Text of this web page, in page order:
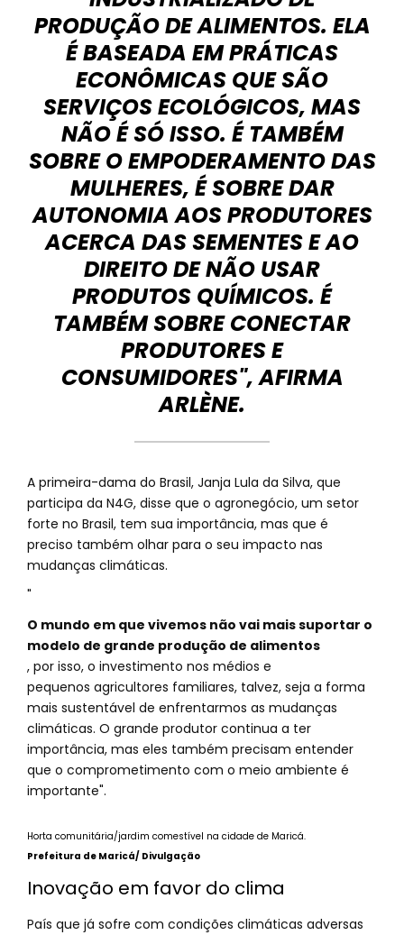
PRODUÇÃO DE ALIMENTOS. ELA
É BASEADA EM PRÁTICAS
ECONÔMICAS QUE SÃO
SERVIÇOS ECOLÓGICOS, MAS
NÃO É SÓ ISSO. É TAMBÉM
SOBRE O EMPODERAMENTO DAS
MULHERES, É SOBRE DAR
AUTONOMIA AOS PRODUTORES
ACERCA DAS SEMENTES E AO
DIREITO DE NÃO USAR
PRODUTOS QUÍMICOS. É
TAMBÉM SOBRE CONECTAR
PRODUTORES E
CONSUMIDORES", AFIRMA
ARLÈNE.
A primeira-dama do Brasil, Janja Lula da Silva, que
participa da N4G, disse que o agronegócio, um setor
forte no Brasil, tem sua importância, mas que é
preciso também olhar para o seu impacto nas
mudanças climáticas.
"
O mundo em que vivemos não vai mais suportar o
modelo de grande produção de alimentos
, por isso, o investimento nos médios e
pequenos agricultores familiares, talvez, seja a forma
mais sustentável de enfrentarmos as mudanças
climáticas. O grande produtor continua a ter
importância, mas eles também precisam entender
que o comprometimento com o meio ambiente é
importante".
Horta comunitária/jardim comestível na cidade de Maricá.
Prefeitura de Maricá/ Divulgação
Inovação em favor do clima
País que já sofre com condições climáticas adversas